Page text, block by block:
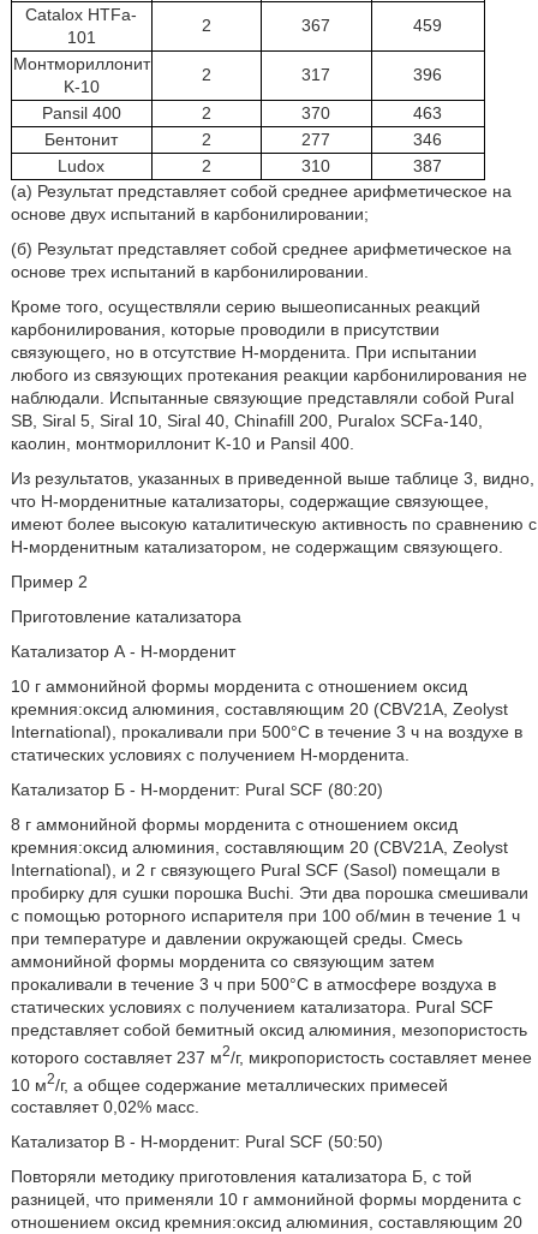
Catalox HTFa-
101
2 367
459
Монтмориллонит
K-10
2 317
396
Pansil 400
2 370
463
Бентонит
2 277
346
Ludox
2 310
387
(а) Результат представляет собой среднее арифметическое на
основе двух испытаний в карбонилировании;
(б) Результат представляет собой среднее арифметическое на
основе трех испытаний в карбонилировании.
Кроме того, осуществляли серию вышеописанных реакций
карбонилирования, которые проводили в присутствии
связующего, но в отсутствие Н-морденита. При испытании
любого из связующих протекания реакции карбонилирования не
наблюдали. Испытанные связующие представляли собой Pural
SB, Siral 5, Siral 10, Siral 40, Chinafill 200, Puralox SCFa-140,
каолин, монтмориллонит K-10 и Pansil 400.
Из результатов, указанных в приведенной выше таблице 3, видно,
что Н-морденитные катализаторы, содержащие связующее,
имеют более высокую каталитическую активность по сравнению с
Н-морденитным катализатором, не содержащим связующего.
Пример 2
Приготовление катализатора
Катализатор А - Н-морденит
10 г аммонийной формы морденита с отношением оксид
кремния:оксид алюминия, составляющим 20 (CBV21A, Zeolyst
International), прокаливали при 500°С в течение 3 ч на воздухе в
статических условиях с получением Н-морденита.
Катализатор Б - Н-морденит: Pural SCF (80:20)
8 г аммонийной формы морденита с отношением оксид
кремния:оксид алюминия, составляющим 20 (CBV21A, Zeolyst
International), и 2 г связующего Pural SCF (Sasol) помещали в
пробирку для сушки порошка Buchi. Эти два порошка смешивали
с помощью роторного испарителя при 100 об/мин в течение 1 ч
при температуре и давлении окружающей среды. Смесь
аммонийной формы морденита со связующим затем
прокаливали в течение 3 ч при 500°С в атмосфере воздуха в
статических условиях с получением катализатора. Pural SCF
представляет собой бемитный оксид алюминия, мезопористость
которого составляет 237 м2/г, микропористость составляет менее
10 м2/г, а общее содержание металлических примесей
составляет 0,02% масс.
Катализатор В - Н-морденит: Pural SCF (50:50)
Повторяли методику приготовления катализатора Б, с той
разницей, что применяли 10 г аммонийной формы морденита с
отношением оксид кремния:оксид алюминия, составляющим 20